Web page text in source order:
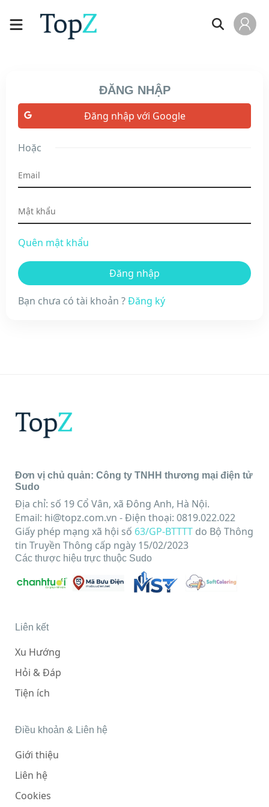
ĐĂNG NHẬP
Đăng nhập với Google
Hoặc
Quên mật khẩu
Bạn chưa có tài khoản ?Đăng ký
Đơn vị chủ quản: Công ty TNHH thương mại điện tử
Sudo
Địa chỉ: số 19 Cổ Vân, xã Đông Anh, Hà Nội.
Email: hi@topz.com.vn - Điện thoại: 0819.022.022
Giấy phép mạng xã hội số 63/GP-BTTTT do Bộ Thông
tin Truyền Thông cấp ngày 15/02/2023
Các thược hiệu trực thuộc Sudo
Liên kết
Xu Hướng
Hỏi & Đáp
Tiện ích
Điều khoản & Liên hệ
Giới thiệu
Liên hệ
Cookies